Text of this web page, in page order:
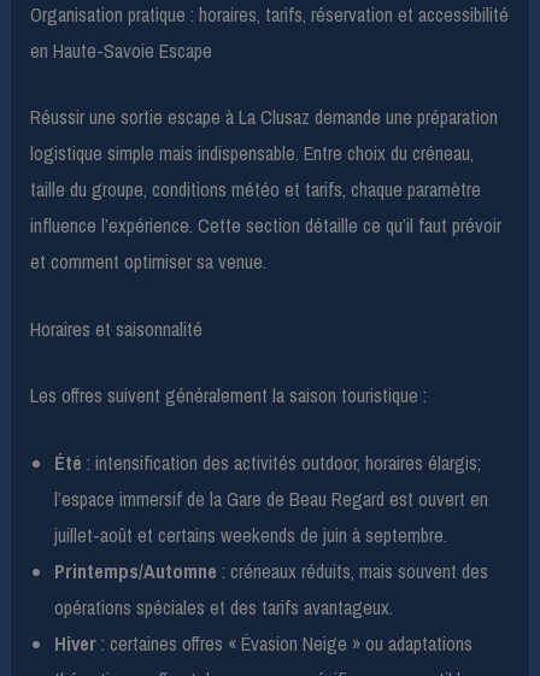
Organisation pratique : horaires, tarifs, réservation et accessibilité
en Haute-Savoie Escape
Réussir une sortie escape à La Clusaz demande une préparation
logistique simple mais indispensable. Entre choix du créneau,
taille du groupe, conditions météo et tarifs, chaque paramètre
influence l’expérience. Cette section détaille ce qu’il faut prévoir
et comment optimiser sa venue.
Horaires et saisonnalité
Les offres suivent généralement la saison touristique :
Été : intensification des activités outdoor, horaires élargis;
l’espace immersif de la Gare de Beau Regard est ouvert en
juillet-août et certains weekends de juin à septembre.
Printemps/Automne : créneaux réduits, mais souvent des
opérations spéciales et des tarifs avantageux.
Hiver: certaines offres « Évasion Neige » ou adaptations